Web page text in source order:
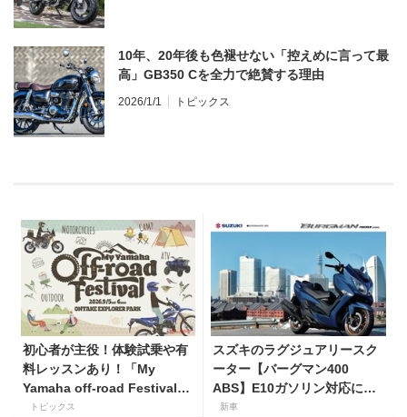
10年、20年後も色褪せない「控えめに言って最
高」GB350 Cを全力で絶賛する理由
2026/1/1 トピックス
初心者が主役！体験試乗や有
料レッスンあり！「My
Yamaha off-road Festival」
を9月5日・6日にオンタケエ
トピックス
スズキのラグジュアリースク
ーター【バーグマン400
ABS】E10ガソリン対応に仕
様変更して発売。価格は据え
新車